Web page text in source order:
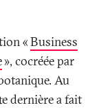
«Business
», cocréée par
Au
dernière a fait